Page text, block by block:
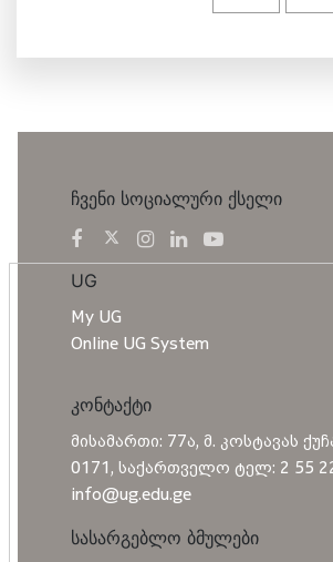
ჩვენი სოციალური ქსელი
UG
My UG
Online UG System
კონტაქტი
მისამართი: 77ა, მ. კოსტავას
0171, საქართველო ტელ: 2 55
info@ug.edu.ge
სასარგებლო ბმულები